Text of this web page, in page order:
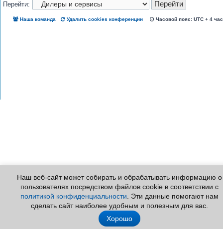
Перейти:
Наша команда Удалить cookies конференции Часовой пояс: UTC + 4
Наш веб-сайт может собирать и обрабатывать информацию о
пользователях посредством файлов cookie в соответствии с
политикой конфиденциальности . Эти данные помогают нам
сделать сайт наиболее удобным и полезным для вас.
Хорошо